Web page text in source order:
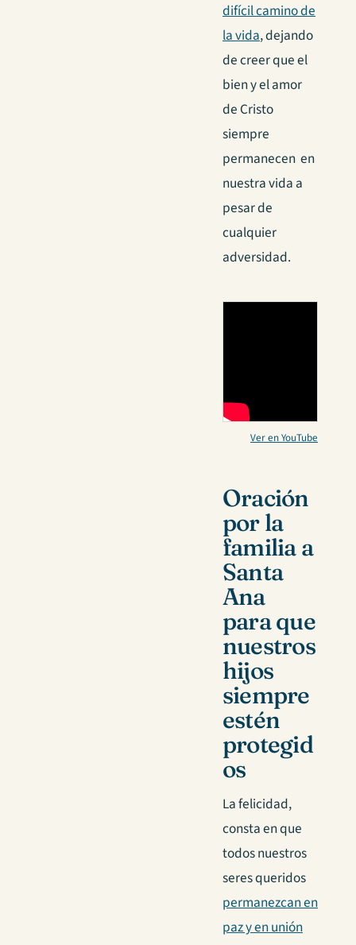
difícil camino de
la vida, dejando
de creer que el
bien y el amor
de Cristo
siempre
permanecen en
nuestra vida a
pesar de
cualquier
adversidad.
Ver en YouTube
Oración
por la
familia a
Santa
Ana
para que
nuestros
hijos
siempre
estén
protegid
os
La felicidad,
consta en que
todos nuestros
seres queridos
permanezcan en
paz y en unión